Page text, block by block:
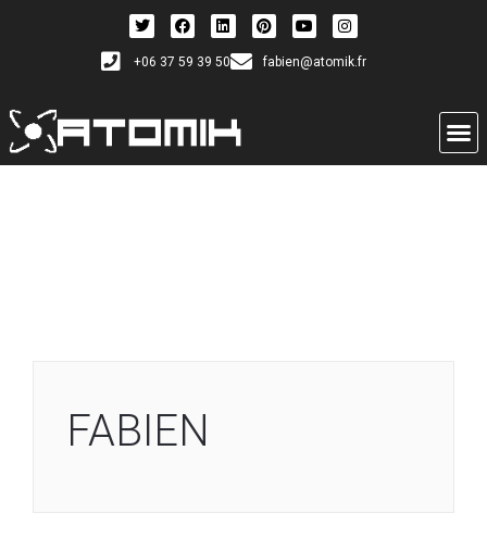
+06 37 59 39 50 fabien@atomik.fr
FABIEN